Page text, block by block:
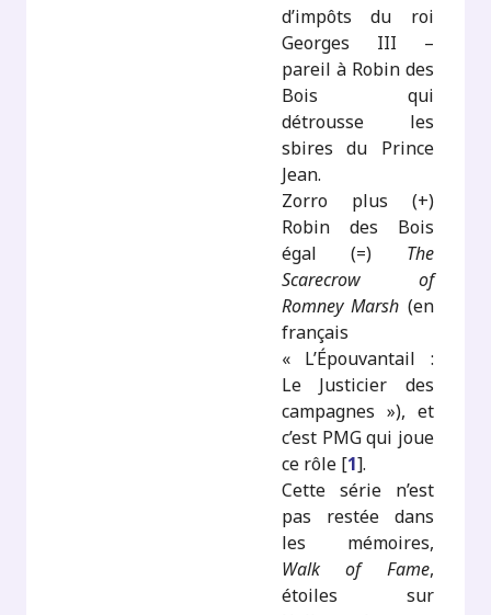
d’impôts du roi
Georges III –
pareil à Robin des
Bois qui
détrousse les
sbires du Prince
Jean.
Zorro plus (+)
Robin des Bois
égal (=) The
Scarecrow of
Romney Marsh (en
français
« L’Épouvantail :
Le Justicier des
campagnes »), et
c’est PMG qui joue
ce rôle [1].
Cette série n’est
pas restée dans
les mémoires,
Walk of Fame,
étoiles sur